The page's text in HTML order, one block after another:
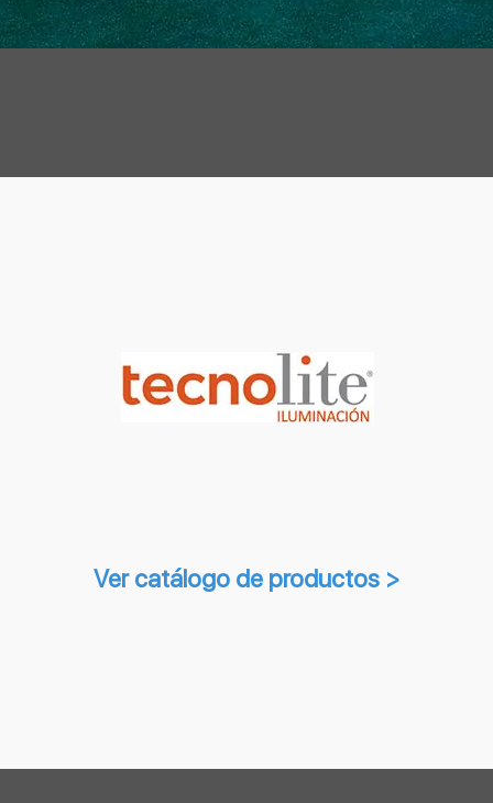
Ver catálogo de productos >